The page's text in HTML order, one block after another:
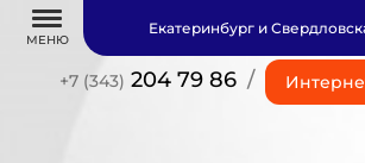
МЕНЮ
+7 (343) 204 79 86 /
Екатеринбург и